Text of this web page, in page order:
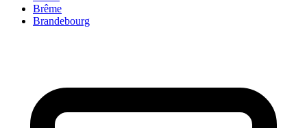
Brême
Brandebourg